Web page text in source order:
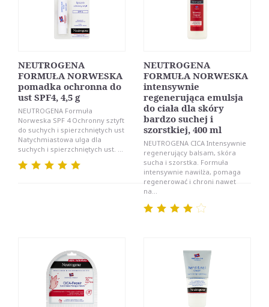
NEUTROGENA
FORMUŁA NORWESKA
pomadka ochronna do
ust SPF4, 4,5 g
NEUTROGENA Formuła
Norweska SPF 4 Ochronny sztyft
do suchych i spierzchniętych ust
Natychmiastowa ulga dla
suchych i spierzchniętych ust. ...
NEUTROGENA
FORMUŁA NORWESKA
intensywnie
regenerująca emulsja
do ciała dla skóry
bardzo suchej i
szorstkiej, 400 ml
NEUTROGENA CICA Intensywnie
regenerujący balsam, skóra
sucha i szorstka. Formuła
intensywnie nawilża, pomaga
regenerować i chroni nawet
na...